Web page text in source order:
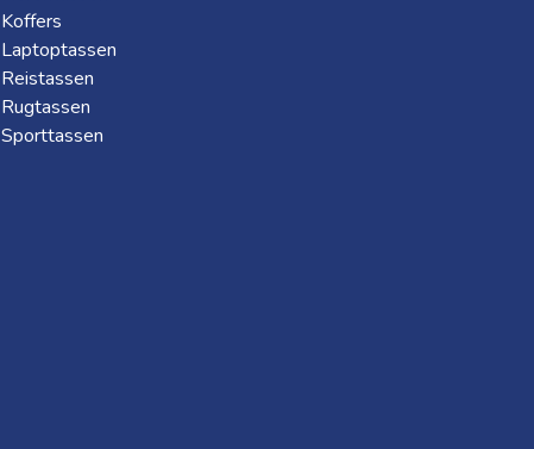
Koffers
Laptoptassen
Reistassen
Rugtassen
Sporttassen